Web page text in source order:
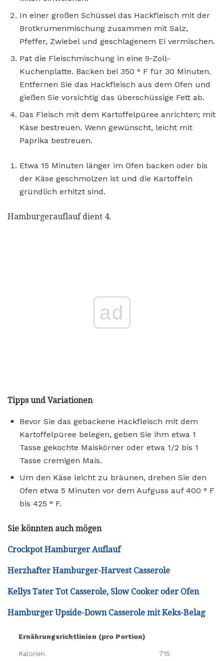
In einer großen Schüssel das Hackfleisch mit der
Brotkrumenmischung zusammen mit Salz,
Pfeffer, Zwiebel und geschlagenem Ei vermischen.
Pat die Fleischmischung in eine 9-Zoll-
Kuchenplatte. Backen bei 350 ° F für 30 Minuten.
Entfernen Sie das Hackfleisch aus dem Ofen und
gießen Sie vorsichtig das überschüssige Fett ab.
Das Fleisch mit dem Kartoffelpüree anrichten; mit
Käse bestreuen. Wenn gewünscht, leicht mit
Paprika bestreuen.
Etwa 15 Minuten länger im Ofen backen oder bis
der Käse geschmolzen ist und die Kartoffeln
gründlich erhitzt sind.
Hamburgerauflauf dient 4.
ad
Tipps und Variationen
Bevor Sie das gebackene Hackfleisch mit dem
Kartoffelpüree belegen, geben Sie ihm etwa 1
Tasse gekochte Maiskörner oder etwa 1/2 bis 1
Tasse cremigen Mais.
Um den Käse leicht zu bräunen, drehen Sie den
Ofen etwa 5 Minuten vor dem Aufguss auf 400 ° F
bis 425 ° F.
Sie könnten auch mögen
Crockpot Hamburger Auflauf
Herzhafter Hamburger-Harvest Casserole
Kellys Tater Tot Casserole, Slow Cooker oder Ofen
Hamburger Upside-Down Casserole mit Keks-Belag
Ernährungsrichtlinien (pro Portion)
Kalorien 715